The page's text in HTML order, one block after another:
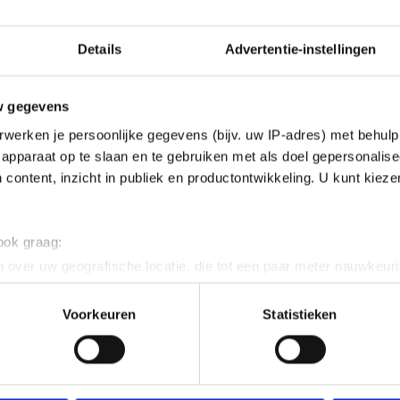
Details Advertentie-instellingen
gegevens
je persoonlijke gegevens (bijv. uw IP-adres) met
op te slaan en te gebruiken met als doel
content, inzicht in publiek en productontwikkeling. U kunt
graag:
over uw geografische locatie, die tot een paar meter
door het actief te scannen op specifieke eigenschappen
gegevens worden verwerkt en stel uw voorkeuren in het
Ook delen we informatie over jouw gebruik van onze site met
Voorkeuren Statistieken
gehaald voor de CE's?
gaan halen voor 't examens?